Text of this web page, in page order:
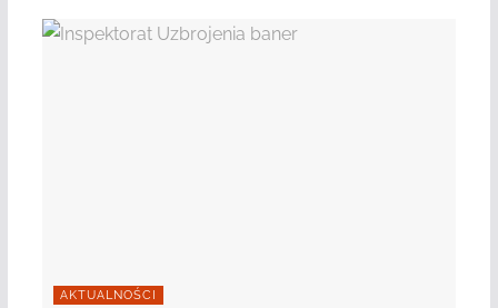
AKTUALNOŚCI